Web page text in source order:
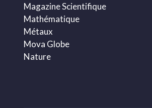
Magazine Scientifique
Mathématique
Métaux
Mova Globe
Nature